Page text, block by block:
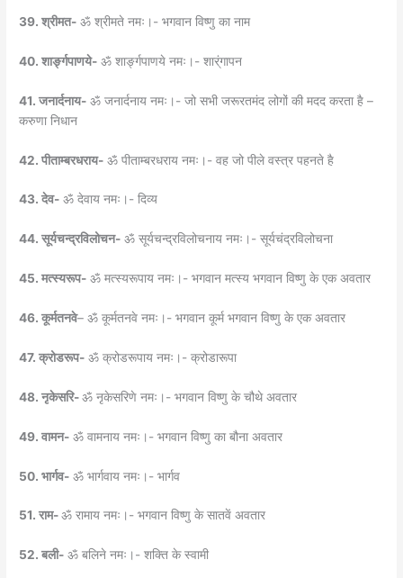
39. श्रीमत- ॐ श्रीमते नमः।- भगवान विष्णु का नाम
40. शार्ङ्गपाणये- ॐ शार्ङ्गपाणये नमः।- शार्ंगापन
41. जनार्दनाय- ॐ जनार्दनाय नमः।- जो सभी जरूरतमंद लोगों की मदद करता है –
करुणा निधान
42. पीताम्बरधराय- ॐ पीताम्बरधराय नमः।- वह जो पीले वस्त्र पहनते है
43. देव- ॐ देवाय नमः।- दिव्य
44. सूर्यचन्द्रविलोचन- ॐ सूर्यचन्द्रविलोचनाय नमः।- सूर्यचंद्रविलोचना
45. मत्स्यरूप- ॐ मत्स्यरूपाय नमः।- भगवान मत्स्य भगवान विष्णु के एक अवतार
46. कूर्मतनवे– ॐ कूर्मतनवे नमः।- भगवान कूर्म भगवान विष्णु के एक अवतार
47. क्रोडरूप- ॐ क्रोडरूपाय नमः।- क्रोडारूपा
48. नृकेसरि-ॐ नृकेसरिणे नमः।- भगवान विष्णु के चौथे अवतार
49. वामन- ॐ वामनाय नमः।- भगवान विष्णु का बौना अवतार
50. भार्गव- ॐ भार्गवाय नमः।- भार्गव
51. राम-ॐ रामाय नमः।- भगवान विष्णु के सातवें अवतार
52. बली- ॐ बलिने नमः।- शक्ति के स्वामी